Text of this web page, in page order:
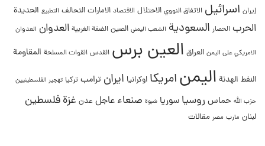
إيران اسرائيل الاتفاق النووي الاحتلال الاقتصاد الامارات التحالف التطبيع الحديدة
الحرب الحصار السعودية الشعب اليمني الصين الضفة الغربية العدوان العدوان
الامريكي على اليمن العراق العين برس القدس القوات المسلحة المقاومة
النفط الهدنة اليمنامريكا اوكرانيا ايران ترامب تركيا تهجير الفلسطينيين
حزب الله حماس روسيا سوريا شبوة صنعاء عاجل عدن غزةفلسطين
لبنان مارب مصر مقالات